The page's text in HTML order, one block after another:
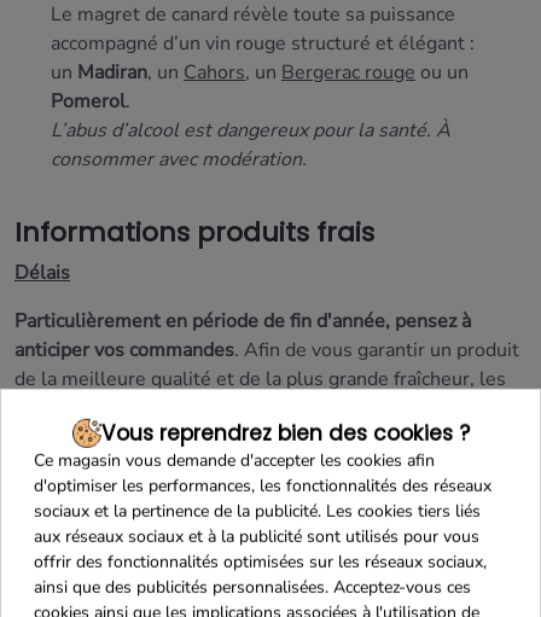
Le magret de canard révèle toute sa puissance
accompagné d’un vin rouge structuré et élégant :
un Madiran, un Cahors, un Bergerac rouge ou un
Pomerol.
L’abus d’alcool est dangereux pour la santé. À
consommer avec modération.
Informations produits frais
Délais
Particulièrement en période de fin d'année, pensez à
anticiper vos commandes. Afin de vous garantir un produit
de la meilleure qualité et de la plus grande fraîcheur, les
5 ouvrés.
Livraison par transport urgent
Afin de garantir le strict respect de la chaîne du froid lors
de la livraison de ce produit,nous vous recommandons
vivement de choisir la méthode de livraison
Vous reprendrez bien des cookies ?
Ce magasin vous demande d'accepter les cookies afin
d'optimiser les performances, les fonctionnalités des réseaux
sociaux et la pertinence de la publicité. Les cookies tiers liés
aux réseaux sociaux et à la publicité sont utilisés pour vous
offrir des fonctionnalités optimisées sur les réseaux sociaux,
ainsi que des publicités personnalisées. Acceptez-vous ces